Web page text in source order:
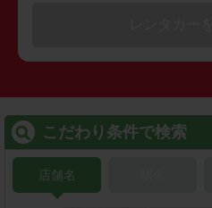
こだわり条件で検索
店舗名